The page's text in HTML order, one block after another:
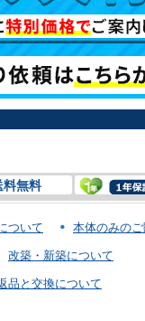
料無料
ついて 本体のみの
改築・新築について
品と交換について